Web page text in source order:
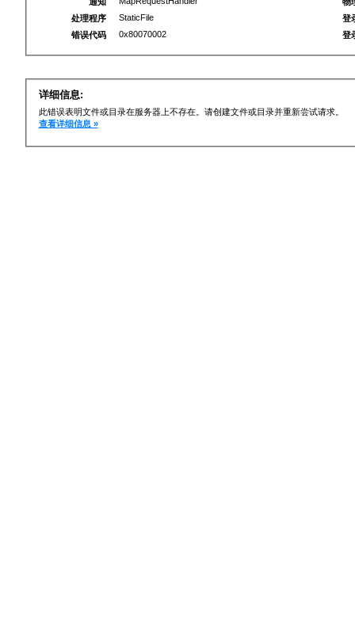
处理程序
StaticFile
错误代码
0x80070002
登
登
详细信息:
此错误表明文件或目录在服务器上不存在。请创建文件或目录并重新尝试请求。
查看详细信息 »